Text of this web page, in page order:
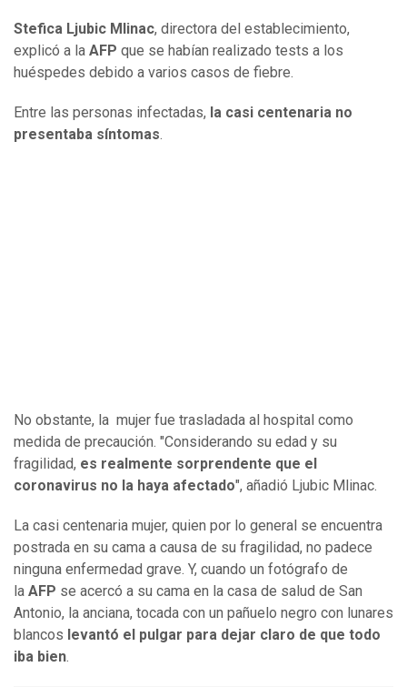
Stefica Ljubic Mlinac, directora del establecimiento,
explicó a la AFP que se habían realizado tests a los
huéspedes debido a varios casos de fiebre.
Entre las personas infectadas, la casi centenaria no
presentaba síntomas.
No obstante, la mujer fue trasladada al hospital como
medida de precaución. "Considerando su edad y su
fragilidad, es realmente sorprendente que el
coronavirus no la haya afectado", añadió Ljubic Mlinac.
La casi centenaria mujer, quien por lo general se encuentra
postrada en su cama a causa de su fragilidad, no padece
ninguna enfermedad grave. Y, cuando un fotógrafo de
la AFP se acercó a su cama en la casa de salud de San
Antonio, la anciana, tocada con un pañuelo negro con lunares
blancos levantó el pulgar para dejar claro de que todo
iba bien.